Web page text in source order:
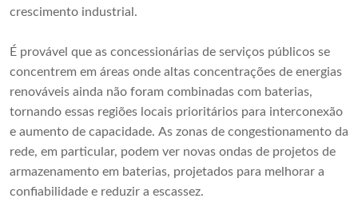
crescimento industrial.
É provável que as concessionárias de serviços públicos se
concentrem em áreas onde altas concentrações de energias
renováveis ​​ainda não foram combinadas com baterias,
tornando essas regiões locais prioritários para interconexão
e aumento de capacidade. As zonas de congestionamento da
rede, em particular, podem ver novas ondas de projetos de
armazenamento em baterias, projetados para melhorar a
confiabilidade e reduzir a escassez.